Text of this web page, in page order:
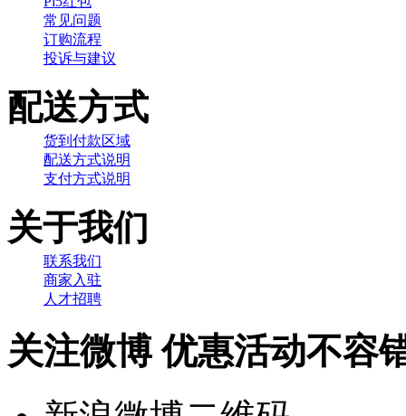
常见问题
订购流程
投诉与建议
配送方式
货到付款区域
配送方式说明
支付方式说明
关于我们
联系我们
商家入驻
人才招聘
关注微博 优惠活动不容